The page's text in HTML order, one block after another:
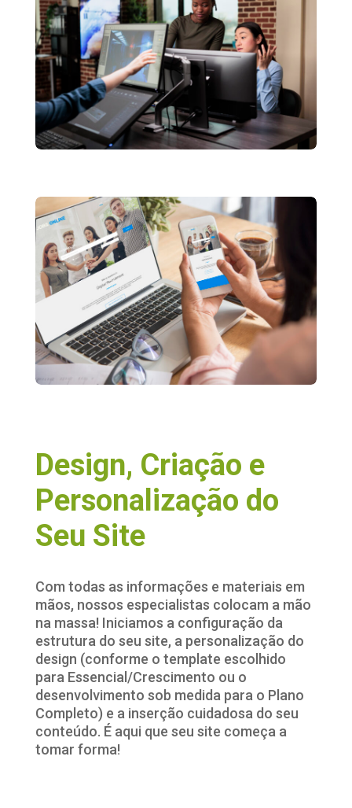
Design, Criação e
Personalização do
Seu Site
Com todas as informações e materiais em
mãos, nossos especialistas colocam a mão
na massa! Iniciamos a configuração da
estrutura do seu site, a personalização do
design (conforme o template escolhido
para Essencial/Crescimento ou o
desenvolvimento sob medida para o Plano
Completo) e a inserção cuidadosa do seu
conteúdo. É aqui que seu site começa a
tomar forma!